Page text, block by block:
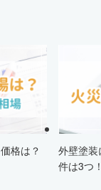
格は？
外壁塗
件は3つ